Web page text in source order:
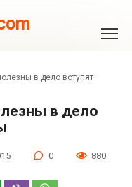
в дело вступят
0 880